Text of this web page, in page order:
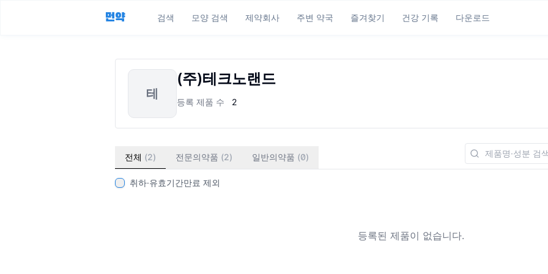
먼약 검색 모양 검색 제약회사 주변 약국 즐겨찾기 건강 기록 다운로드
테
(주)테크노랜드
등록 제품 수 2
전체 (2) 전문의약품 (2) 일반의약품 (0)
취하·유효기간만료 제외
등록된 제품이 없습니다.